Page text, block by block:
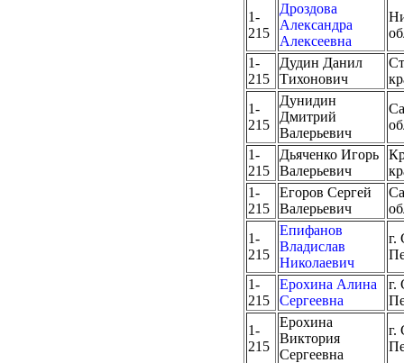
1-
215
Дроздова
Александра
Алексеевна
1-
215
Дудин Данил
Тихонович
1-
215
Дунидин
Дмитрий
Валерьевич
1-
215
Дьяченко Игорь
Валерьевич
1-
215
Егоров Сергей
Валерьевич
1-
215
Епифанов
Владислав
Николаевич
г.
1-
215
Ерохина Алина
Сергеевна
г.
1-
215
Ерохина
Виктория
Сергеевна
г.